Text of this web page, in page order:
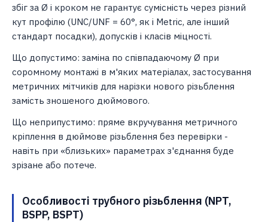
збіг за Ø і кроком не гарантує сумісність через різний
кут профілю (UNC/UNF = 60°, як і Metric, але інший
стандарт посадки), допусків і класів міцності.
Що допустимо: заміна по співпадаючому Ø при
соромному монтажі в м'яких матеріалах, застосування
метричних мітчиків для нарізки нового різьблення
замість зношеного дюймового.
Що неприпустимо: пряме вкручування метричного
кріплення в дюймове різьблення без перевірки -
навіть при «близьких» параметрах з'єднання буде
зрізане або потече.
Особливості трубного різьблення (NPT,
BSPP, BSPT)